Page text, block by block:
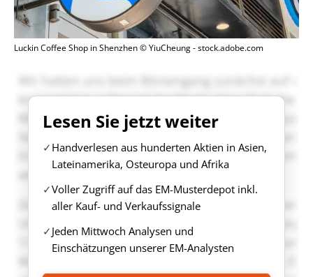
Luckin Coffee Shop in Shenzhen © YiuCheung - stock.adobe.com
Lesen Sie jetzt weiter
Handverlesen aus hunderten Aktien in Asien,
Lateinamerika, Osteuropa und Afrika
Voller Zugriff auf das EM-Musterdepot inkl.
aller Kauf- und Verkaufssignale
Jeden Mittwoch Analysen und
Einschätzungen unserer EM-Analysten